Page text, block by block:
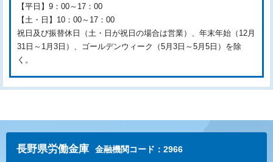
【平日】9：00～17：00
【土・日】10：00～17：00
祝日及び振替休日（土・日が祝日の場合は営業）、年末年始（12月
31日～1月3日）、ゴールデンウィーク（5月3日～5月5日）を除
く。
長野県労働金庫 金融機関コード：2966